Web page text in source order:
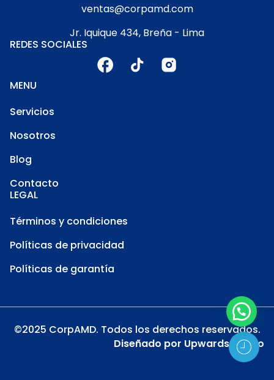
ventas@corpamd.com
Jr. Iquique 434, Breña - Lima
REDES SOCIALES
MENU
Servicios
Nosotros
Blog
Contacto
LEGAL
Términos y condiciones
Políticas de privacidad
Políticas de garantía
©2025 CorpAMD. Todos los derechos reservados.
Diseñado por Upwards Studio